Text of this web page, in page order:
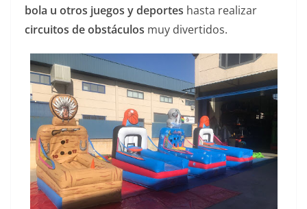
bola u otros juegos y deportes hasta realizar
circuitos de obstáculos muy divertidos.